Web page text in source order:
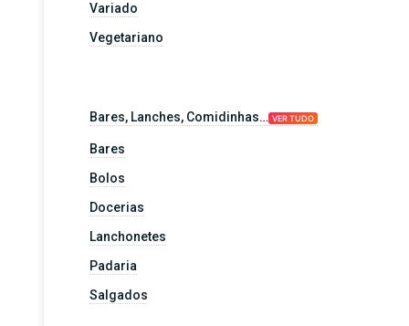
Variado
Vegetariano
Bares, Lanches, Comidinhas… VER TUDO
Bares
Bolos
Docerias
Lanchonetes
Padaria
Salgados